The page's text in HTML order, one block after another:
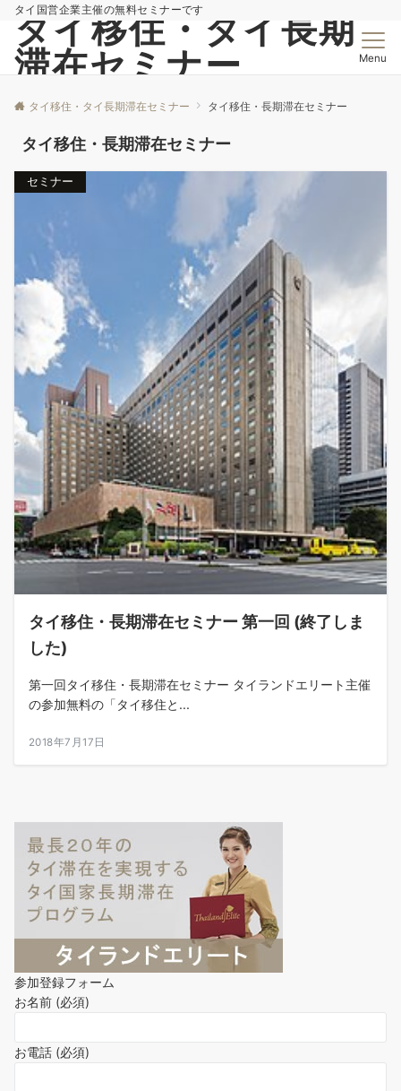
タイ国営企業主催の無料セミナーです
タイ移住・タイ長期
滞在セミナー
Menu
タイ移住・タイ長期滞在セミナー タイ移住・長期滞在セミナー
タイ移住・長期滞在セミナー
セミナー
タイ移住・長期滞在セミナー 第一回 (終了しま
した)
第一回タイ移住・長期滞在セミナー タイランドエリート主催
の参加無料の「タイ移住と...
2018年7月17日
参加登録フォーム
お名前 (必須)
お電話 (必須)